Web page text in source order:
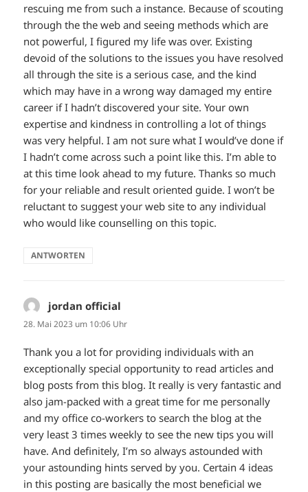
rescuing me from such a instance. Because of scouting
through the the web and seeing methods which are
not powerful, I figured my life was over. Existing
devoid of the solutions to the issues you have resolved
all through the site is a serious case, and the kind
which may have in a wrong way damaged my entire
career if I hadn’t discovered your site. Your own
expertise and kindness in controlling a lot of things
was very helpful. I am not sure what I would’ve done if
I hadn’t come across such a point like this. I’m able to
at this time look ahead to my future. Thanks so much
for your reliable and result oriented guide. I won’t be
reluctant to suggest your web site to any individual
who would like counselling on this topic.
ANTWORTEN
jordan official
28. Mai 2023 um 10:06 Uhr
Thank you a lot for providing individuals with an
exceptionally special opportunity to read articles and
blog posts from this blog. It really is very fantastic and
also jam-packed with a great time for me personally
and my office co-workers to search the blog at the
very least 3 times weekly to see the new tips you will
have. And definitely, I’m so always astounded with
your astounding hints served by you. Certain 4 ideas
in this posting are basically the most beneficial we